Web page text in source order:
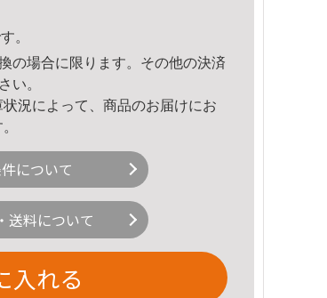
。
の場合に限ります。その他の決済
い。
況によって、商品のお届けにお
について
送料について
入れる